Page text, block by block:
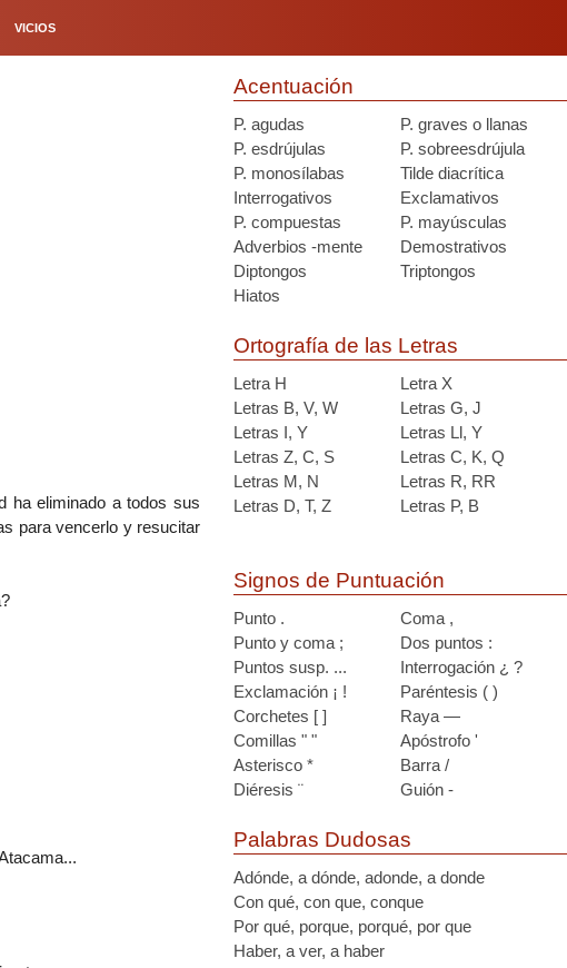
VICIOS
ha eliminado a todos sus
para vencerlo y resucitar
Acentuación
P. agudas
P. graves o llanas
P. esdrújulas
P. sobreesdrújula
P. monosílabas
Tilde diacrítica
Interrogativos
Exclamativos
P. compuestas
P. mayúsculas
Adverbios -mente
Demostrativos
Diptongos
Triptongos
Hiatos
Ortografía de las Letras
Letra H
Letra X
Letras B, V, W
Letras G, J
Letras I, Y
Letras Ll, Y
Letras Z, C, S
Letras C, K, Q
Letras M, N
Letras R, RR
Letras D, T, Z
Letras P, B
Signos de Puntuación
Punto .
Coma ,
Punto y coma ;
Dos puntos :
Puntos susp. ...
Interrogación ¿ ?
Exclamación ¡ !
Paréntesis ( )
Corchetes [ ]
Raya —
Comillas " "
Apóstrofo '
Asterisco *
Barra /
Diéresis ¨
Guión -
Palabras Dudosas
Adónde, a dónde, adonde, a donde
Con qué, con que, conque
Por qué, porque, porqué, por que
Haber, a ver, a haber